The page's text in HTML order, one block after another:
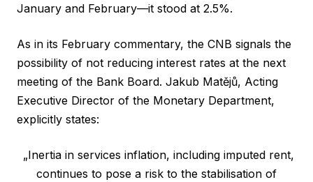
January and February—it stood at 2.5%.
As in its February commentary, the CNB signals the
possibility of not reducing interest rates at the next
meeting of the Bank Board. Jakub Matějů, Acting
Executive Director of the Monetary Department,
explicitly states:
„Inertia in services inflation, including imputed rent,
continues to pose a risk to the stabilisation of